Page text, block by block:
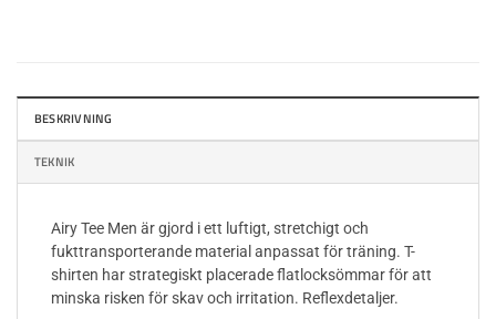
BESKRIVNING
TEKNIK
Airy Tee Men är gjord i ett luftigt, stretchigt och
fukttransporterande material anpassat för träning. T-
shirten har strategiskt placerade flatlocksömmar för att
minska risken för skav och irritation. Reflexdetaljer.